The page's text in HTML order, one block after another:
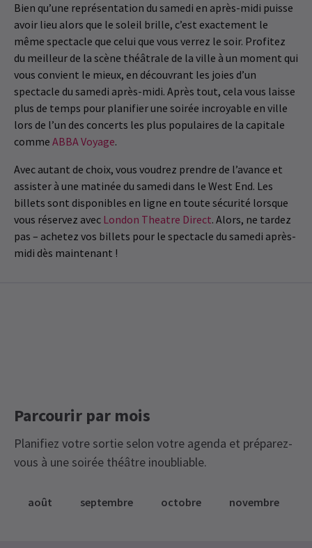
Bien qu’une représentation du samedi en après-midi puisse
avoir lieu alors que le soleil brille, c’est exactement le
même spectacle que celui que vous verrez le soir. Profitez
du meilleur de la scène théâtrale de la ville à un moment qui
vous convient le mieux, en découvrant les joies d’un
spectacle du samedi après-midi. Après tout, cela vous laisse
plus de temps pour planifier une soirée incroyable en ville
lors de l’un des concerts les plus populaires de la capitale
comme ABBA Voyage.
Avec autant de choix, vous voudrez prendre de l’avance et
assister à une matinée du samedi dans le West End. Les
billets sont disponibles en ligne en toute sécurité lorsque
vous réservez avec London Theatre Direct. Alors, ne tardez
pas – achetez vos billets pour le spectacle du samedi après-
midi dès maintenant !
Parcourir par mois
Planifiez votre sortie selon votre agenda et préparez-
vous à une soirée théâtre inoubliable.
août septembre octobre novembre